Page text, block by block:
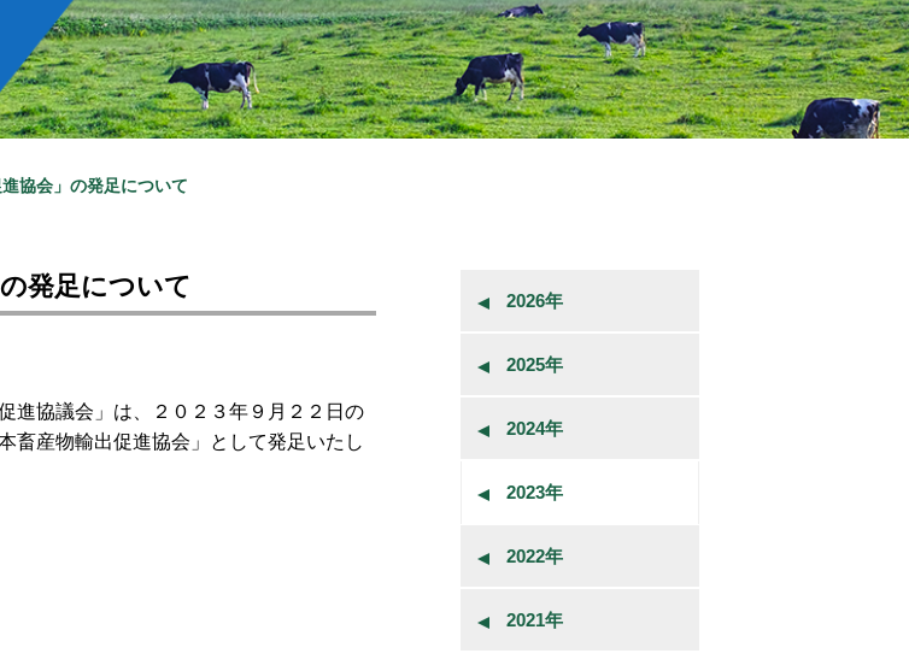
協会」の発足について
発足について
進協議会」は、２０２３年９月２２日の
産物輸出促進協会」として発足いたし
2026年
2025年
2024年
2023年
2022年
2021年